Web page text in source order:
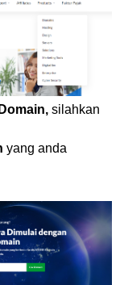
Domain, silahkan
yang anda